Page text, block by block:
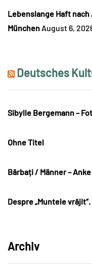
Lebenslange Haft
München August 6,
Deutsches
Sibylle Bergemann –
Ohne Titel
Bărbați / Männer –
Despre „Muntele
Archiv